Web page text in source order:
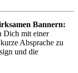
Bannern:
Dich mit einer
Absprache zu
und die